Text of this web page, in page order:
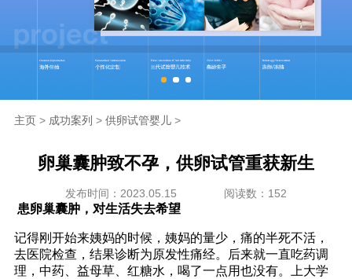
私人定制
冻卵/冻精
新闻资讯
联系我们
主页> 成功案列 > 供卵试管婴儿>
卵巢囊肿致不孕，供卵试管重获新生
发布时间：2023.05.15 阅读数：152
患卵巢囊肿，对生活失去希望
记得刚开始来姨妈的时候，姨妈的量少，痛的半死不活，
去医院检查，结果诊断为原发性痛经。后来就一直吃药调
理，中药、益母草、红糖水，喝了一点用也没有。上大学